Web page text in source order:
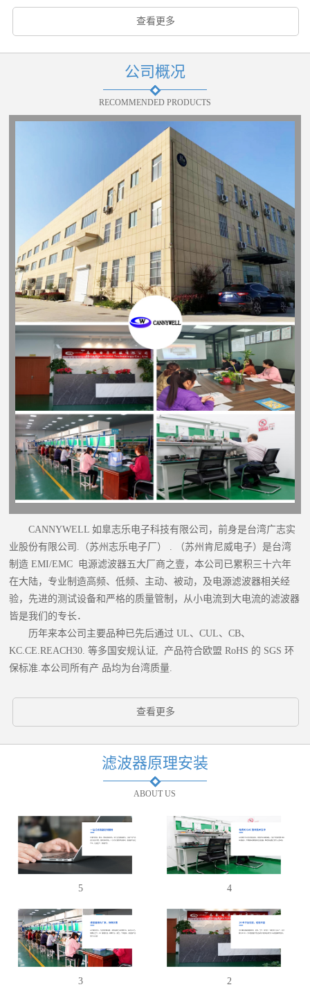
查看更多
公司概况
RECOMMENDED PRODUCTS
CANNYWELL 如臯志乐电子科技有限公司，前身是台湾广志实
业股份有限公司.（苏州志乐电子厂） . （苏州肯尼威电子）是台湾
制造 EMI/EMC 电源滤波器五大厂商之壹，本公司已累积三十六年
在大陆，专业制造高频、低频、主动、被动，及电源滤波器相关经
验，先进的测试设备和严格的质量管制，从小电流到大电流的滤波器
皆是我们的专长．
历年来本公司主要品种已先后通过 UL、CUL、CB、
KC.CE.REACH30. 等多国安规认证, 产品符合欧盟 RoHS 的 SGS 环
保标准.本公司所有产 品均为台湾质量.
查看更多
滤波器原理安装
ABOUT US
5 4
3 2